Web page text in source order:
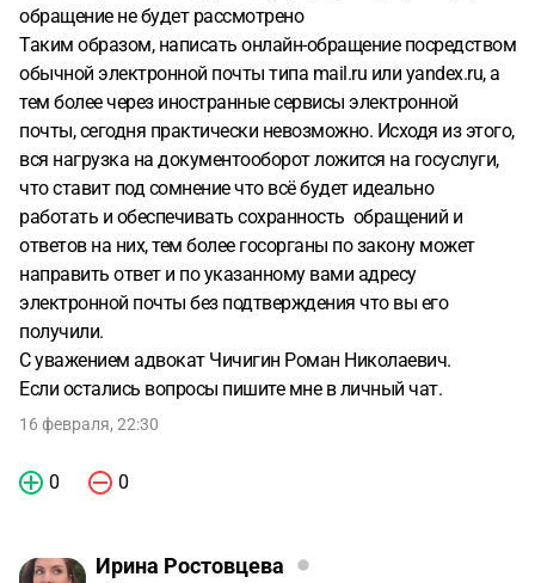
обращение не будет рассмотрено
Таким образом, написать онлайн-обращение посредством
обычной электронной почты типа mail.ru или yandex.ru, а
тем более через иностранные сервисы электронной
почты, сегодня практически невозможно. Исходя из этого,
вся нагрузка на документооборот ложится на госуслуги,
что ставит под сомнение что всё будет идеально
работать и обеспечивать сохранность обращений и
ответов на них, тем более госорганы по закону может
направить ответ и по указанному вами адресу
электронной почты без подтверждения что вы его
получили.
С уважением адвокат Чичигин Роман Николаевич.
Если остались вопросы пишите мне в личный чат.
16 февраля, 22:30
0 0
Ирина Ростовцева